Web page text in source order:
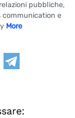
pubbliche,
communication e
More